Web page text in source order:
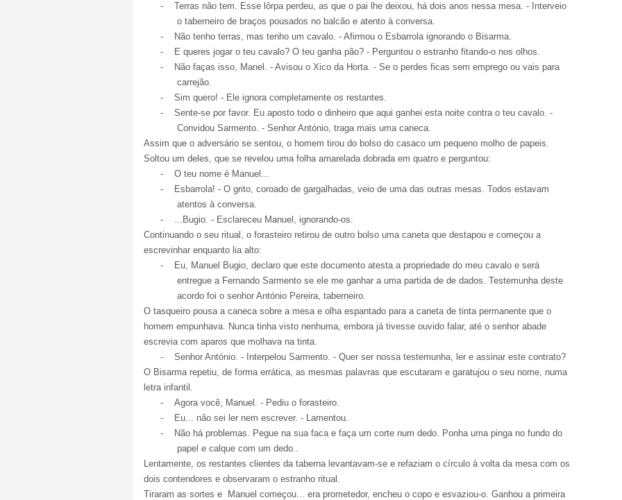
-
Terras não tem. Esse lôrpa perdeu, as que o pai lhe deixou, há dois anos nessa mesa. - Interveio
o taberneiro de braços pousados no balcão e atento à conversa.
-
Não tenho terras, mas tenho um cavalo. - Afirmou o Esbarrola ignorando o Bisarma.
-
E queres jogar o teu cavalo? O teu ganha pão? - Perguntou o estranho fitando-o nos olhos.
-
Não faças isso, Manel. - Avisou o Xico da Horta. - Se o perdes ficas sem emprego ou vais para
carrejão.
-
Sim quero! - Ele ignora completamente os restantes.
-
Sente-se por favor. Eu aposto todo o dinheiro que aqui ganhei esta noite contra o teu cavalo. -
Convidou Sarmento. - Senhor António, traga mais uma caneca.
Assim que o adversário se sentou, o homem tirou do bolso do casaco um pequeno molho de papeis.
Soltou um deles, que se revelou uma folha amarelada dobrada em quatro e perguntou:
-
O teu nome é Manuel...
-
Esbarrola! - O grito, coroado de gargalhadas, veio de uma das outras mesas. Todos estavam
atentos à conversa.
-
...Bugio. - Esclareceu Manuel, ignorando-os.
Continuando o seu ritual, o forasteiro retirou de outro bolso uma caneta que destapou e começou a
escrevinhar enquanto lia alto:
-
Eu, Manuel Bugio, declaro que este documento atesta a propriedade do meu cavalo e será
entregue a Fernando Sarmento se ele me ganhar a uma partida de de dados. Testemunha deste
acordo foi o senhor António Pereira, taberneiro.
O tasqueiro pousa a caneca sobre a mesa e olha espantado para a caneta de tinta permanente que o
homem empunhava. Nunca tinha visto nenhuma, embora já tivesse ouvido falar, até o senhor abade
escrevia com aparos que molhava na tinta.
-
Senhor António. - Interpelou Sarmento. - Quer ser nossa testemunha, ler e assinar este contrato?
O Bisarma repetiu, de forma errática, as mesmas palavras que escutaram e garatujou o seu nome, numa
letra infantil.
-
Agora você, Manuel. - Pediu o forasteiro.
-
Eu... não sei ler nem escrever. - Lamentou.
-
Não há problemas. Pegue na sua faca e faça um corte num dedo. Ponha uma pinga no fundo do
papel e calque com um dedo..
Lentamente, os restantes clientes da taberna levantavam-se e refaziam o círculo à volta da mesa com os
dois contendores e observaram o estranho ritual.
Tiraram as sortes e
Manuel começou... era prometedor, encheu o copo e esvaziou-o. Ganhou a primeira